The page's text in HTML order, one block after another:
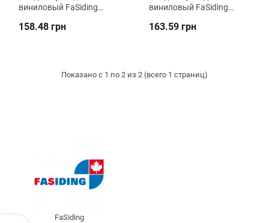
виниловый FaSiding
158.48 грн
виниловый FaSiding
163.59 грн
Показано с 1 по 2 из 2 (всего 1 страниц)
FaSiding